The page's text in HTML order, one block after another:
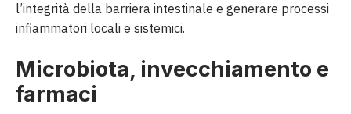
l’integrità della barriera intestinale e generare processi
infiammatori locali e sistemici.
Microbiota, invecchiamento e
farmaci